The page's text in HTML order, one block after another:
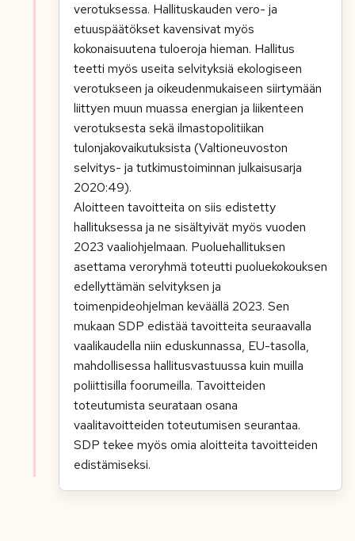
verotuksessa. Hallituskauden vero- ja
etuuspäätökset kavensivat myös
kokonaisuutena tuloeroja hieman. Hallitus
teetti myös useita selvityksiä ekologiseen
verotukseen ja oikeudenmukaiseen siirtymään
liittyen muun muassa energian ja liikenteen
verotuksesta sekä ilmastopolitiikan
tulonjakovaikutuksista (Valtioneuvoston
selvitys- ja tutkimustoiminnan julkaisusarja
2020:49).
Aloitteen tavoitteita on siis edistetty
hallituksessa ja ne sisältyivät myös vuoden
2023 vaaliohjelmaan. Puoluehallituksen
asettama veroryhmä toteutti puoluekokouksen
edellyttämän selvityksen ja
toimenpideohjelman keväällä 2023. Sen
mukaan SDP edistää tavoitteita seuraavalla
vaalikaudella niin eduskunnassa, EU-tasolla,
mahdollisessa hallitusvastuussa kuin muilla
poliittisilla foorumeilla. Tavoitteiden
toteutumista seurataan osana
vaalitavoitteiden toteutumisen seurantaa.
SDP tekee myös omia aloitteita tavoitteiden
edistämiseksi.